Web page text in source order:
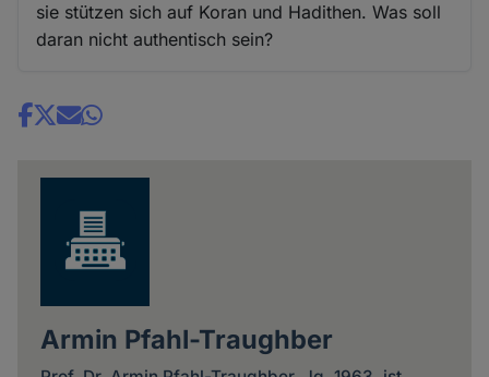
sie stützen sich auf Koran und Hadithen. Was soll
daran nicht authentisch sein?
Share
Armin Pfahl-Traughber